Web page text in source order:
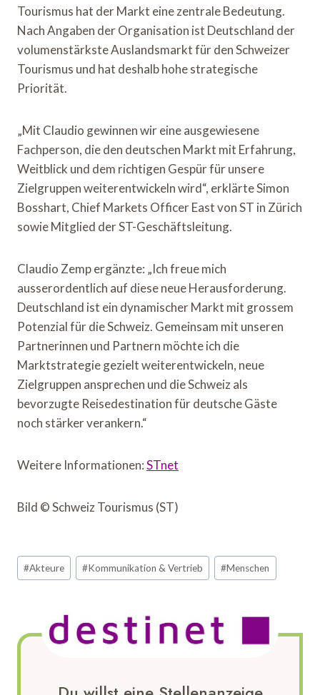
Tourismus hat der Markt eine zentrale Bedeutung.
Nach Angaben der Organisation ist Deutschland der
volumenstärkste Auslandsmarkt für den Schweizer
Tourismus und hat deshalb hohe strategische
Priorität.
„Mit Claudio gewinnen wir eine ausgewiesene
Fachperson, die den deutschen Markt mit Erfahrung,
Weitblick und dem richtigen Gespür für unsere
Zielgruppen weiterentwickeln wird“, erklärte Simon
Bosshart, Chief Markets Officer East von ST in Zürich
sowie Mitglied der ST-Geschäftsleitung.
Claudio Zemp ergänzte: „Ich freue mich
ausserordentlich auf diese neue Herausforderung.
Deutschland ist ein dynamischer Markt mit grossem
Potenzial für die Schweiz. Gemeinsam mit unseren
Partnerinnen und Partnern möchte ich die
Marktstrategie gezielt weiterentwickeln, neue
Zielgruppen ansprechen und die Schweiz als
bevorzugte Reisedestination für deutsche Gäste
noch stärker verankern.“
Weitere Informationen:STnet
Bild © Schweiz Tourismus (ST)
Schlagworte:
#Akteure #Kommunikation & Vertrieb #Menschen